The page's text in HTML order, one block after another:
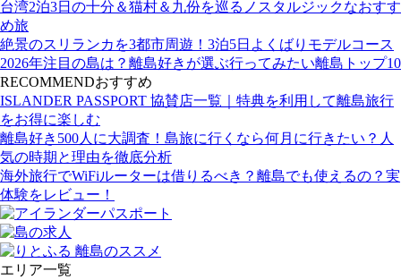
台湾2泊3日の十分＆猫村＆九份を巡るノスタルジックなおすす
め旅
絶景のスリランカを3都市周遊！3泊5日よくばりモデルコース
2026年注目の島は？離島好きが選ぶ行ってみたい離島トップ10
RECOMMENDおすすめ
ISLANDER PASSPORT 協賛店一覧｜特典を利用して離島旅行
をお得に楽しむ
離島好き500人に大調査！島旅に行くなら何月に行きたい？人
気の時期と理由を徹底分析
海外旅行でWiFiルーターは借りるべき？離島でも使えるの？実
体験をレビュー！
エリア一覧